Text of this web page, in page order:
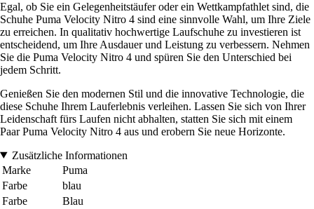
Egal, ob Sie ein Gelegenheitstäufer oder ein Wettkampfathlet sind, die
Schuhe Puma Velocity Nitro 4 sind eine sinnvolle Wahl, um Ihre Ziele
zu erreichen. In qualitativ hochwertige Laufschuhe zu investieren ist
entscheidend, um Ihre Ausdauer und Leistung zu verbessern. Nehmen
Sie die Puma Velocity Nitro 4 und spüren Sie den Unterschied bei
jedem Schritt.
Genießen Sie den modernen Stil und die innovative Technologie, die
diese Schuhe Ihrem Lauferlebnis verleihen. Lassen Sie sich von Ihrer
Leidenschaft fürs Laufen nicht abhalten, statten Sie sich mit einem
Paar Puma Velocity Nitro 4 aus und erobern Sie neue Horizonte.
Zusätzliche Informationen
Marke
Puma
Farbe
blau
Farbe
Blau